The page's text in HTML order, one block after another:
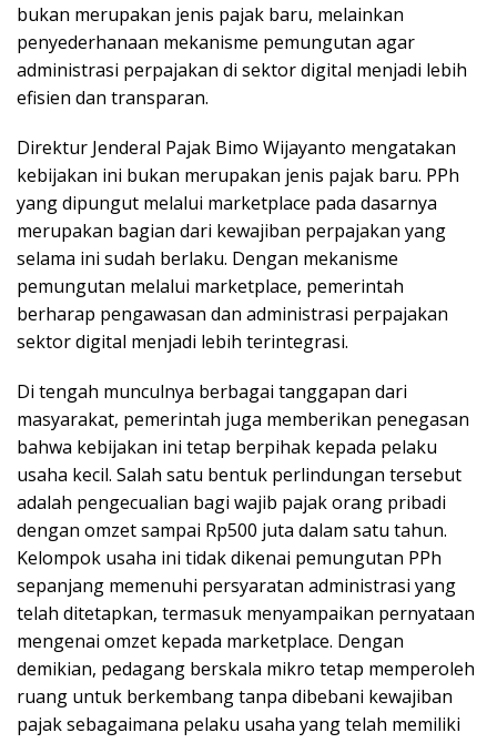
bukan merupakan jenis pajak baru, melainkan
penyederhanaan mekanisme pemungutan agar
administrasi perpajakan di sektor digital menjadi lebih
efisien dan transparan.
Direktur Jenderal Pajak Bimo Wijayanto mengatakan
kebijakan ini bukan merupakan jenis pajak baru. PPh
yang dipungut melalui marketplace pada dasarnya
merupakan bagian dari kewajiban perpajakan yang
selama ini sudah berlaku. Dengan mekanisme
pemungutan melalui marketplace, pemerintah
berharap pengawasan dan administrasi perpajakan
sektor digital menjadi lebih terintegrasi.
Di tengah munculnya berbagai tanggapan dari
masyarakat, pemerintah juga memberikan penegasan
bahwa kebijakan ini tetap berpihak kepada pelaku
usaha kecil. Salah satu bentuk perlindungan tersebut
adalah pengecualian bagi wajib pajak orang pribadi
dengan omzet sampai Rp500 juta dalam satu tahun.
Kelompok usaha ini tidak dikenai pemungutan PPh
sepanjang memenuhi persyaratan administrasi yang
telah ditetapkan, termasuk menyampaikan pernyataan
mengenai omzet kepada marketplace. Dengan
demikian, pedagang berskala mikro tetap memperoleh
ruang untuk berkembang tanpa dibebani kewajiban
pajak sebagaimana pelaku usaha yang telah memiliki